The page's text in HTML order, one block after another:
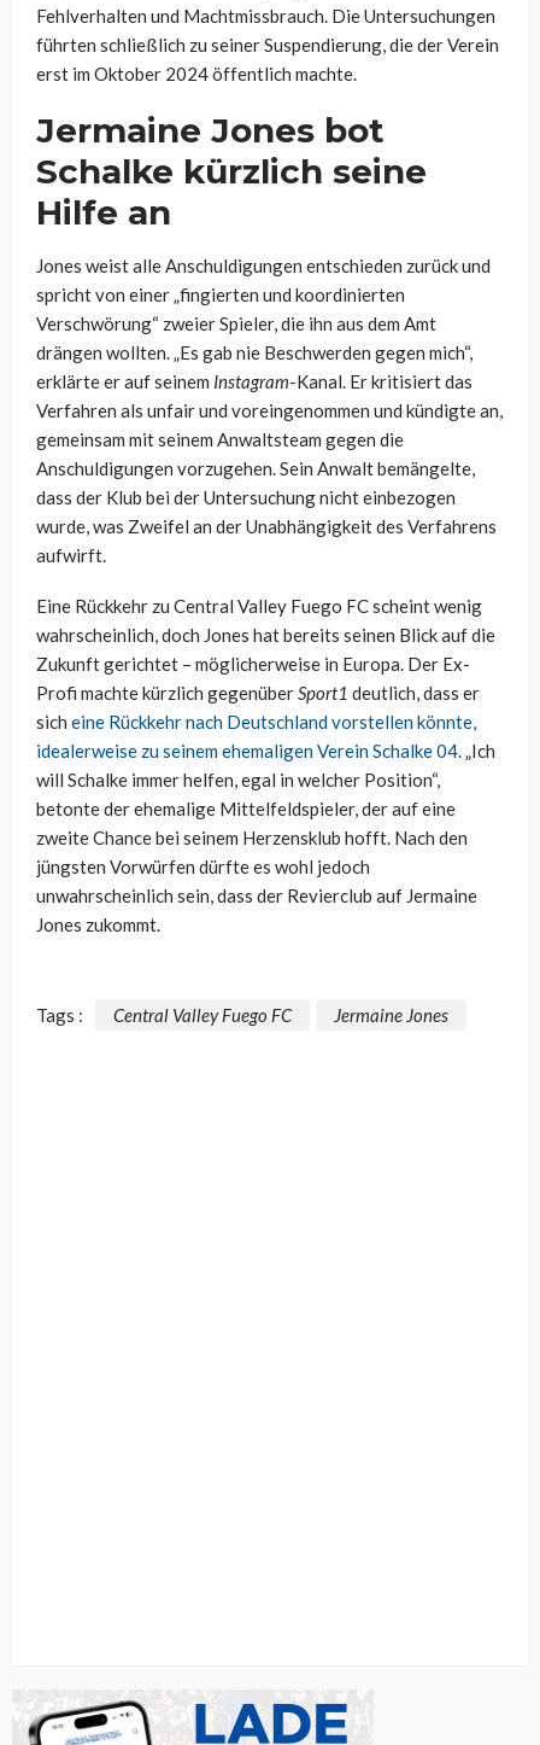
Fehlverhalten und Machtmissbrauch. Die Untersuchungen
führten schließlich zu seiner Suspendierung, die der Verein
erst im Oktober 2024 öffentlich machte.
Jermaine Jones bot
Schalke kürzlich seine
Hilfe an
Jones weist alle Anschuldigungen entschieden zurück und
spricht von einer „fingierten und koordinierten
Verschwörung“ zweier Spieler, die ihn aus dem Amt
drängen wollten. „Es gab nie Beschwerden gegen mich“,
erklärte er auf seinem Instagram-Kanal. Er kritisiert das
Verfahren als unfair und voreingenommen und kündigte an,
gemeinsam mit seinem Anwaltsteam gegen die
Anschuldigungen vorzugehen. Sein Anwalt bemängelte,
dass der Klub bei der Untersuchung nicht einbezogen
wurde, was Zweifel an der Unabhängigkeit des Verfahrens
aufwirft.
Eine Rückkehr zu Central Valley Fuego FC scheint wenig
wahrscheinlich, doch Jones hat bereits seinen Blick auf die
Zukunft gerichtet – möglicherweise in Europa. Der Ex-
Profi machte kürzlich gegenüberSport1 deutlich, dass er
sich eine Rückkehr nach Deutschland vorstellen könnte,
idealerweise zu seinem ehemaligen Verein Schalke 04.„Ich
will Schalke immer helfen, egal in welcher Position“,
betonte der ehemalige Mittelfeldspieler, der auf eine
zweite Chance bei seinem Herzensklub hofft. Nach den
jüngsten Vorwürfen dürfte es wohl jedoch
unwahrscheinlich sein, dass der Revierclub auf Jermaine
Jones zukommt.
Tags : Central Valley Fuego FC Jermaine Jones